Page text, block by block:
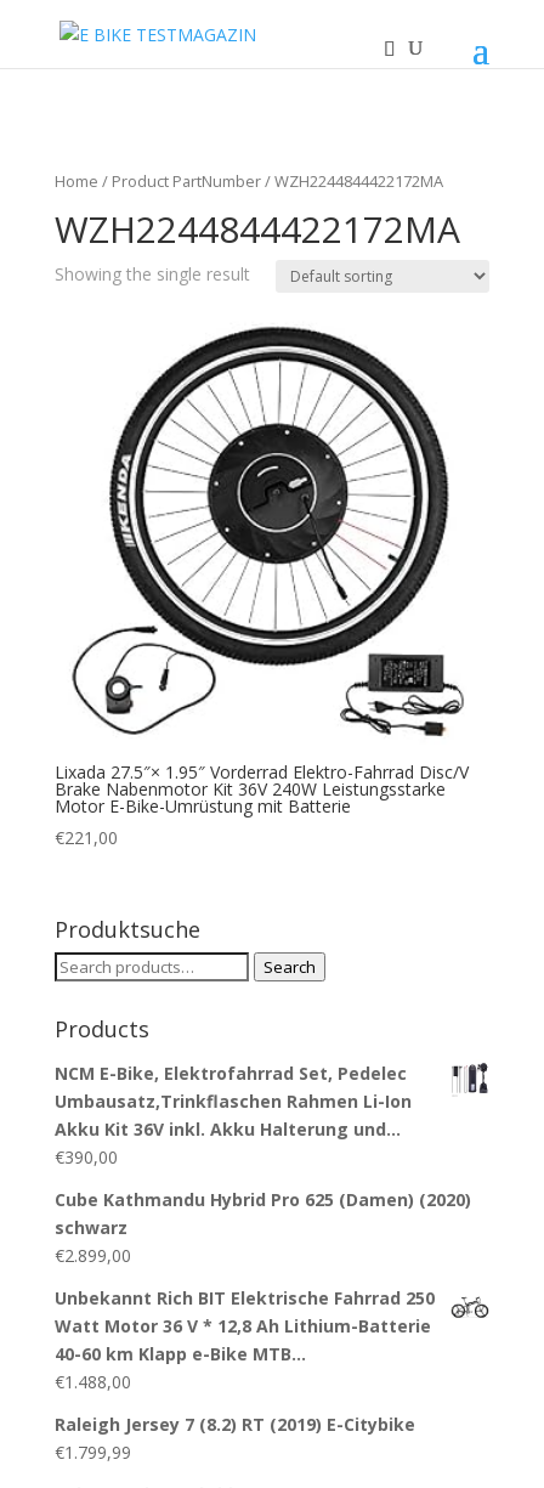
Home / Product PartNumber / WZH2244844422172MA
WZH2244844422172MA
Showing the single result
Lixada 27.5″× 1.95″ Vorderrad Elektro-Fahrrad Disc/V
Brake Nabenmotor Kit 36V 240W Leistungsstarke
Motor E-Bike-Umrüstung mit Batterie
€221,00
Produktsuche
Search
Search
Products
NCM E-Bike, Elektrofahrrad Set, Pedelec
Umbausatz,Trinkflaschen Rahmen Li-Ion
Akku Kit 36V inkl. Akku Halterung und…
€390,00
Cube Kathmandu Hybrid Pro 625 (Damen) (2020)
schwarz
€2.899,00
Unbekannt Rich BIT Elektrische Fahrrad 250
Watt Motor 36 V * 12,8 Ah Lithium-Batterie
40-60 km Klapp e-Bike MTB…
€1.488,00
Raleigh Jersey 7 (8.2) RT (2019) E-Citybike
€1.799,99